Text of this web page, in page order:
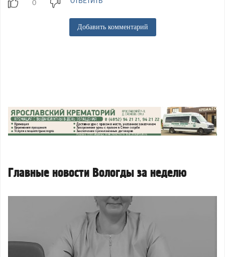
Добавить комментарий
Главные новости Вологды за неделю